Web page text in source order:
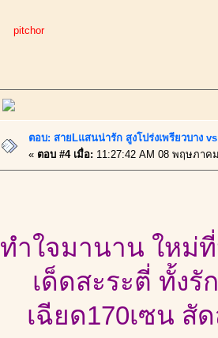
pitchor
ตอบ: สายLแสนน่ารัก สูงโปร่งเพรียวบาง
« ตอบ #4 เมื่อ: 11:27:42 AM 08 พฤษภาค
ทำใจมานาน ใหม่
เด็ดสะระตี่ ทั้งรั
เฉียด170เซน สั